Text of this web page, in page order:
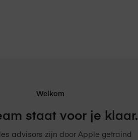
Welkom
staat voor je klaar.
advisors zijn door Apple getraind